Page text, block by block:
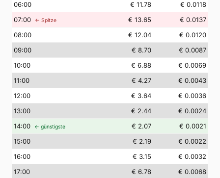
06:00 € 11.78
€ 0.0118
07:00 ← Spitze € 13.65
€ 0.0137
08:00 € 12.04
€ 0.0120
09:00 € 8.70
€ 0.0087
10:00 € 6.88
€ 0.0069
11:00 € 4.27
€ 0.0043
12:00 € 3.64
€ 0.0036
13:00 € 2.44
€ 0.0024
14:00 ← günstigste € 2.07
€ 0.0021
15:00 € 2.19
€ 0.0022
16:00 € 3.15
€ 0.0032
17:00 € 6.78
€ 0.0068